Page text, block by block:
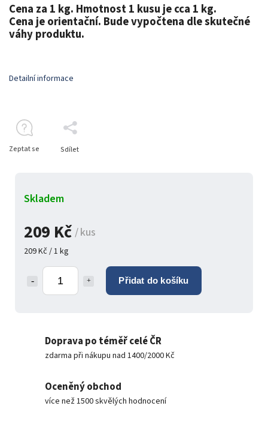
209 Kč / kus
209 Kč / 1 kg
Přidat do košíku
Skladem
Cena za 1 kg. Hmotnost 1 kusu je cca 1 kg.
Cena je orientační. Bude vypočtena dle skutečné
váhy produktu.
Detailní informace
Zeptat se Sdílet
Doprava po téměř celé ČR
zdarma při nákupu nad 1400/2000 Kč
Oceněný obchod
více než 1500 skvělých hodnocení